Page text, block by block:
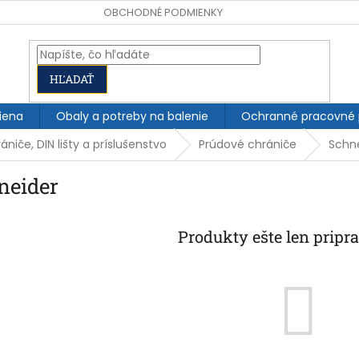
OBCHODNÉ PODMIENKY
HĽADAŤ
Obaly a potreby na balenie Ochranné
DIN lišty a príslušenstvo Prúdové chrániče
Produkty ešte len